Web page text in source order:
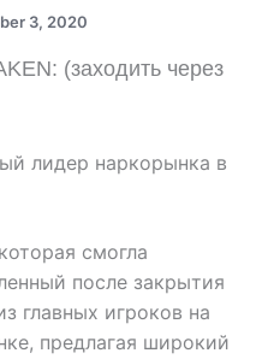
3, 2020
(заходить через
лидер наркорынка в
смогла
после закрытия
главных игроков на
предлагая широкий